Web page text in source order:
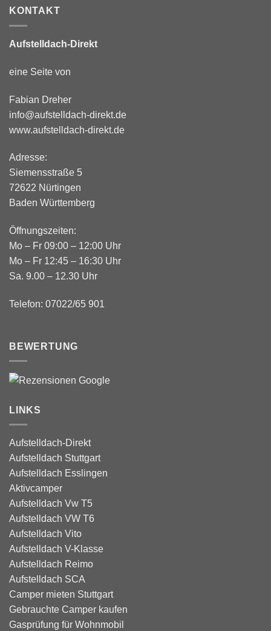
KONTAKT
Aufstelldach-Direkt
eine Seite von
Fabian Dreher
info@aufstelldach-direkt.de
www.aufstelldach-direkt.de
Adresse:
Siemensstraße 5
72622 Nürtingen
Baden Württemberg
Öffnungszeiten:
Mo – Fr 09:00 – 12:00 Uhr
Mo – Fr 12:45 – 16:30 Uhr
Sa. 9.00 – 12.30 Uhr
Telefon: 07022/65 901
BEWERTUNG
LINKS
Aufstelldach-Direkt
Aufstelldach Stuttgart
Aufstelldach Esslingen
Aktivcamper
Aufstelldach Vw T5
Aufstelldach VW T6
Aufstelldach Vito
Aufstelldach V-Klasse
Aufstelldach Reimo
Aufstelldach SCA
Camper mieten Stuttgart
Gebrauchte Camper kaufen
Gasprüfung für Wohnmobil